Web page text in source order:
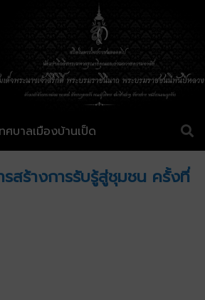
ศบาลเมืองบ้านเป็ด
รสร้างการรับรู้สู่ชุมชน ครั้งที่